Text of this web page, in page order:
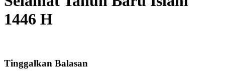
1446 H
Tinggalkan Balasan